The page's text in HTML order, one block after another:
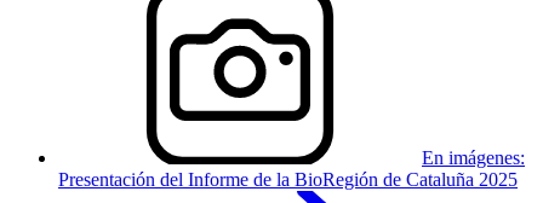
En imágenes:
Presentación del Informe de la BioRegión de Cataluña 2025